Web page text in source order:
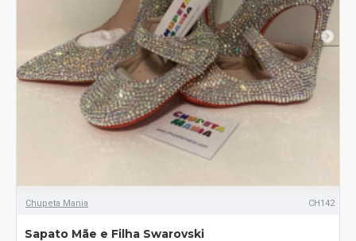
Chupeta Mania CH142
Sapato Mãe e Filha Swarovski